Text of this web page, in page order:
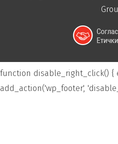
function disable_right_click() {
add_action('wp_footer',